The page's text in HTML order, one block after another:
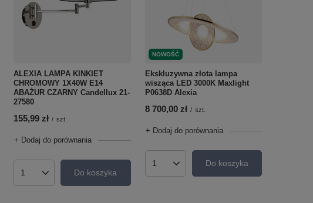
ALEXIA LAMPA KINKIET
CHROMOWY 1X40W E14
ABAŻUR CZARNY Candellux 21-
27580
155,99 zł / szt.
+ Dodaj do porównania
Ilość produktówDo koszyka
NOWOŚĆ
Ekskluzywna złota lampa
wisząca LED 3000K Maxlight
P0638D Alexia
8 700,00 zł / szt.
+ Dodaj do porównania
Ilość produktówDo koszyka